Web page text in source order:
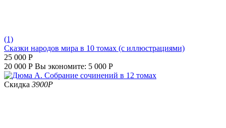
(1)
Сказки народов мира в 10 томах (с иллюстрациями)
25 000 Р
20 000 Р Вы экономите: 5 000 Р
Скидка 3900Р